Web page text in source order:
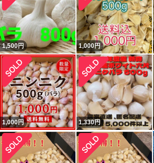
1,500円 1,000円
1,000円 1,330円